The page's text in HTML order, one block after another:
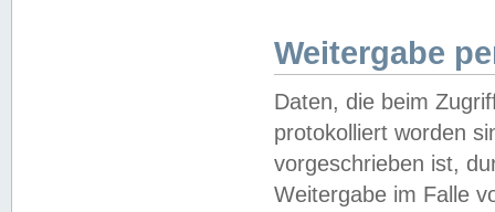
Weitergabe
Daten, die beim
protokolliert worden
vorgeschrieben ist,
Weitergabe im Falle